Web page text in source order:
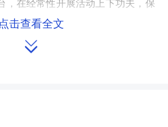
，在经常性开展活动上下功夫，保
命力，发挥应有的功能和作用。具
五个方面入手，强化“人大代表活动
点击查看全文
